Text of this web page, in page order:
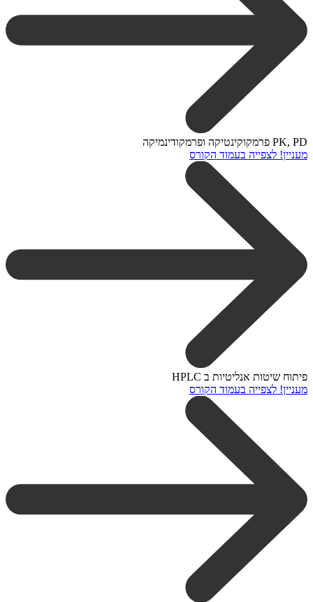
PK, PD פרמקוקינטיקה ופרמקודינמיקה
מעניין! לצפייה בעמוד הקורס
פיתוח שיטות אנליטיות ב HPLC
מעניין! לצפייה בעמוד הקורס